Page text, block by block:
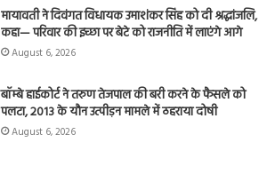
मायावती ने दिवंगत विधायक उमाशंकर सिंह को दी श्रद्धांजलि,
कहा— परिवार की इच्छा पर बेटे को राजनीति में लाएंगे आगे
August 6, 2026
बॉम्बे हाईकोर्ट ने तरुण तेजपाल की बरी करने के फैसले को
पलटा, 2013 के यौन उत्पीड़न मामले में ठहराया दोषी
August 6, 2026